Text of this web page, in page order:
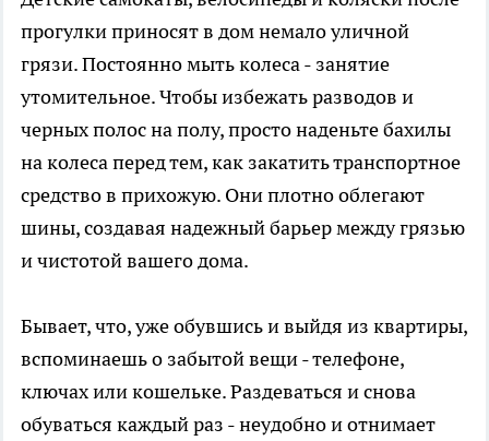
прогулки приносят в дом немало уличной
грязи. Постоянно мыть колеса - занятие
утомительное. Чтобы избежать разводов и
черных полос на полу, просто наденьте бахилы
на колеса перед тем, как закатить транспортное
средство в прихожую. Они плотно облегают
шины, создавая надежный барьер между грязью
и чистотой вашего дома.
Бывает, что, уже обувшись и выйдя из квартиры,
вспоминаешь о забытой вещи - телефоне,
ключах или кошельке. Раздеваться и снова
обуваться каждый раз - неудобно и отнимает